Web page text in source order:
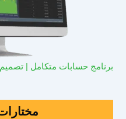
برنامج حسابات متكامل | تصميم